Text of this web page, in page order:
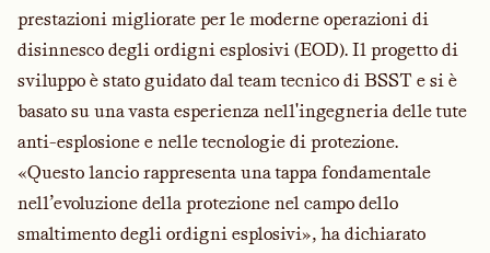
prestazioni migliorate per le moderne operazioni di
disinnesco degli ordigni esplosivi (EOD). Il progetto di
sviluppo è stato guidato dal team tecnico di BSST e si è
basato su una vasta esperienza nell'ingegneria delle tute
anti-esplosione e nelle tecnologie di protezione.
«Questo lancio rappresenta una tappa fondamentale
nell’evoluzione della protezione nel campo dello
smaltimento degli ordigni esplosivi», ha dichiarato